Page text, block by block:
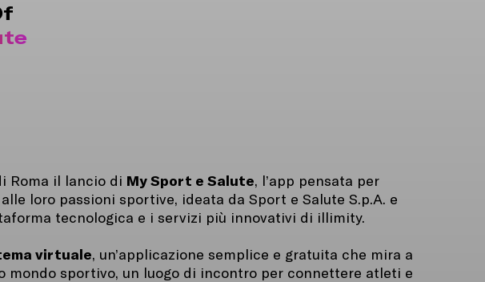
Roma il lancio di My Sport e Salute, l’app pensata per
loro passioni sportive, ideata da Sport e Salute S.p.A. e
tecnologica e i servizi più innovativi di illimity.
virtuale, un’applicazione semplice e gratuita che mira a
mondo sportivo, un luogo di incontro per connettere atleti e